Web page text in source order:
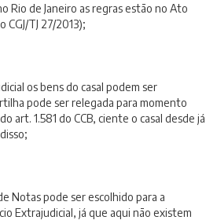
Rio de Janeiro as regras estão no Ato
TJ 27/2013);
os bens do casal podem ser
pode ser relegada para momento
art. 1.581 do CCB, ciente o casal desde já
Notas pode ser escolhido para a
Extrajudicial, já que aqui não existem